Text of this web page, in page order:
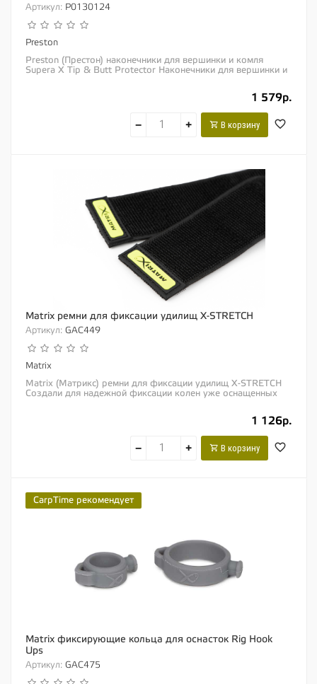
Артикул: P0130124
Preston
Preston (Престон) наконечники для вершинки и комля
Supera X Tip & Butt Protector Наконечники для вершинки и
1 579р.
− + В корзину
Matrix ремни для фиксации удилищ X-STRETCH
Артикул: GAC449
Matrix
Matrix (Матрикс) ремни для фиксации удилищ X-STRETCH
Создали для надежной фиксации колен уже оснащенных
1 126р.
− + В корзину
CarpTime рекомендует
Matrix фиксирующие кольца для оснасток Rig Hook
Ups
Артикул: GAC475